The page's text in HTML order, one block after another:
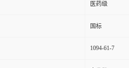
医药级
国标
1094-61-7